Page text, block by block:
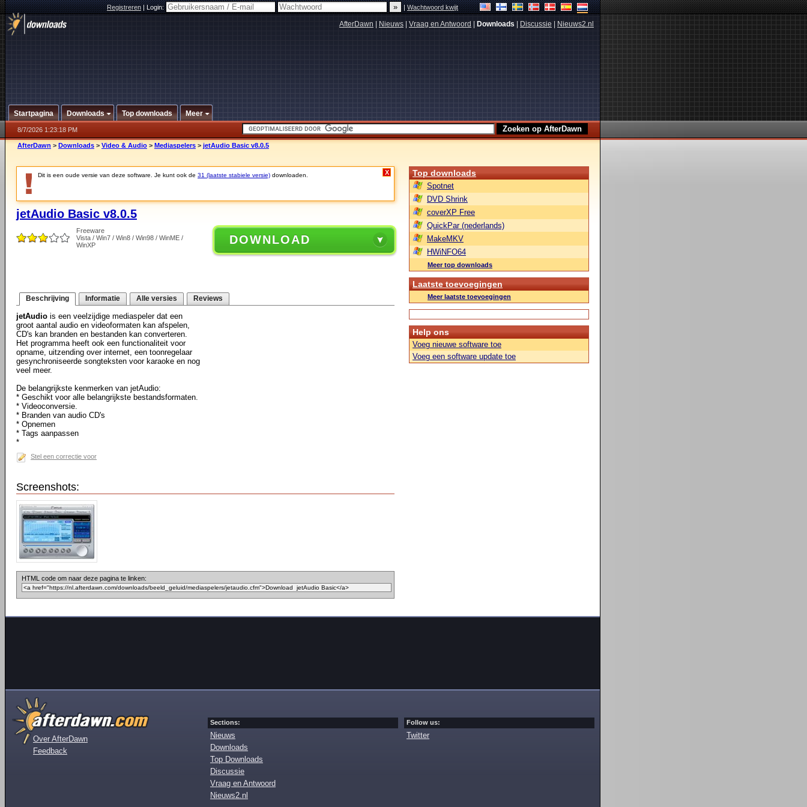
Registreren|Login: |Wachtwoord kwijt
AfterDawn Nieuws Vraag en Antwoord Downloads Discussie Nieuws2.nl
Startpagina Downloads Top downloads Meer
8/7/2026 1:23:18 PM
AfterDawn > Downloads > Video & Audio > Mediaspelers > jetAudio Basic v8.0.5
Dit is een oude versie van deze software. Je kunt ook de 31 (laatste stabiele versie) downloaden. X
jetAudio Basic v8.0.5
Freeware
Vista / Win7 / Win8 / Win98 / WinME /
WinXP
DOWNLOAD
Beschrijving Informatie Alle versies Reviews
jetAudio is een veelzijdige mediaspeler dat een
groot aantal audio en videoformaten kan afspelen,
CD's kan branden en bestanden kan converteren.
Het programma heeft ook een functionaliteit voor
opname, uitzending over internet, een toonregelaar
gesynchroniseerde songteksten voor karaoke en nog
veel meer.
De belangrijkste kenmerken van jetAudio:
* Geschikt voor alle belangrijkste bestandsformaten.
* Videoconversie.
* Branden van audio CD's
* Opnemen
* Tags aanpassen
*
Stel een correctie voor
Screenshots:
HTML code om naar deze pagina te linken:
Top downloads
Spotnet
DVD Shrink
coverXP Free
QuickPar (nederlands)
MakeMKV
HWiNFO64
Meer top downloads
Laatste toevoegingen
Meer laatste toevoegingen
Help ons
Voeg nieuwe software toe
Voeg een software update toe
Over AfterDawn
Feedback
Sections:
Nieuws
Downloads
Top Downloads
Discussie
Vraag en Antwoord
Nieuws2.nl
Follow us:
Twitter